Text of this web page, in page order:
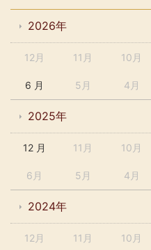
2026年
12月 11月 10月
6 月 5月 4月
2025年
12 月 11月 10月
6月 5月 4月
2024年
12月 11月 10月